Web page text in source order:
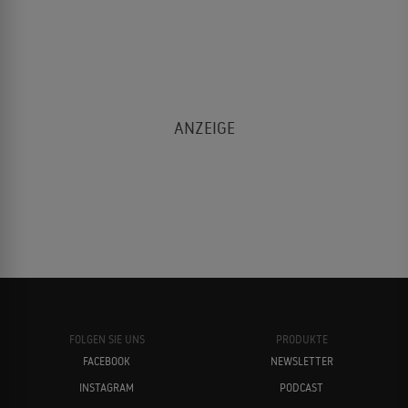
FOLGEN SIE UNS
FACEBOOK
INSTAGRAM
PRODUKTE
NEWSLETTER
PODCAST